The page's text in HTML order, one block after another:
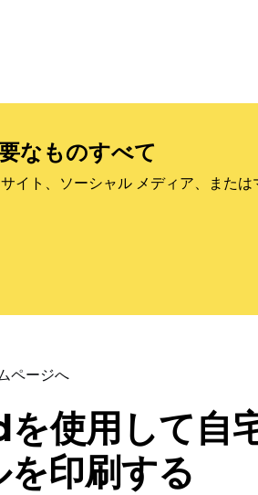
なものすべて
イト、ソーシャル メディア、または
ページへ
使用して自
を印刷する